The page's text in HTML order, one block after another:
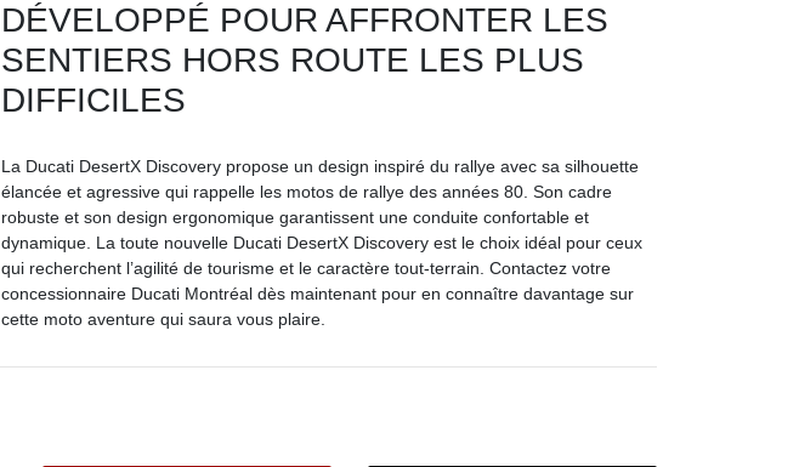
DÉVELOPPÉ POUR AFFRONTER LES
SENTIERS HORS ROUTE LES PLUS
DIFFICILES
La Ducati DesertX Discovery propose un design inspiré du rallye avec sa silhouette
élancée et agressive qui rappelle les motos de rallye des années 80. Son cadre
robuste et son design ergonomique garantissent une conduite confortable et
dynamique. La toute nouvelle Ducati DesertX Discovery est le choix idéal pour ceux
qui recherchent l’agilité de tourisme et le caractère tout-terrain. Contactez votre
concessionnaire Ducati Montréal dès maintenant pour en connaître davantage sur
cette moto aventure qui saura vous plaire.